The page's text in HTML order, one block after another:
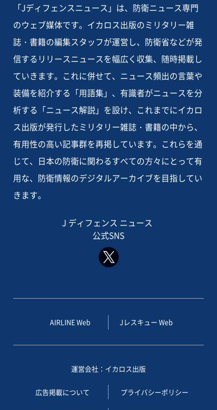
「Jディフェンスニュース」は、防衛ニュース専門
のウェブ媒体です。イカロス出版のミリタリー雑
誌・書籍の編集スタッフが運営し、防衛省などが発
信するリリースニュースを幅広く収集、随時掲載し
ていきます。これに併せて、ニュース頻出の言葉や
装備を紹介する「用語集」、有識者がニュースを分
析する「ニュース解説」を設け、これまでにイカロ
ス出版が発行したミリタリー雑誌・書籍の中から、
有用性の高い記事群を再掲しています。これらを通
じて、日本の防衛に関わるすべての方々にとって有
用な、防衛情報のデジタルアーカイブを目指してい
きます。
J ディフェンス ニュース
公式SNS
AIRLINE Web Jレスキュー Web
運営会社：イカロス出版
広告掲載について プライバシーポリシー